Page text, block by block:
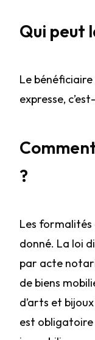
Qui peut
Le
expresse,
?
Les formalités
donné. La loi
par acte
de biens
d’arts et
est obligatoire